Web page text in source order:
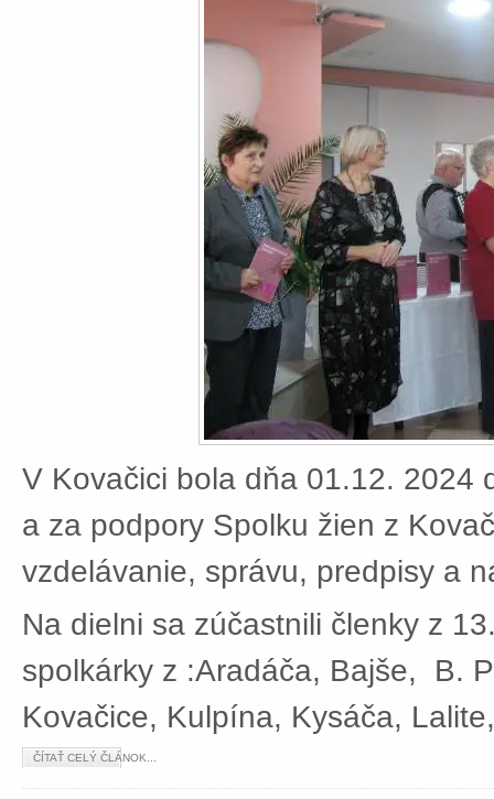
V Kovačici bola dňa 01.12. 2024
a za podpory Spolku žien z
vzdelávanie, správu, predpisy a
Na dielni sa zúčastnili členky z
spolkárky z :Aradáča, Bajše, B.
Kovačice, Kulpína, Kysáča,
ČÍTAŤ CELÝ ČLÁNOK...